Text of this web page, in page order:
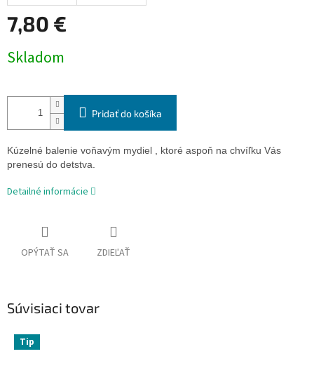
7,80 €
cena:
Skladom
Pridať do košíka
Kúzelné balenie voňavým mydiel , ktoré aspoň na chvíľku Vás
prenesú do detstva.
Detailné informácie
OPÝTAŤ SA ZDIEĽAŤ
Súvisiaci tovar
Tip